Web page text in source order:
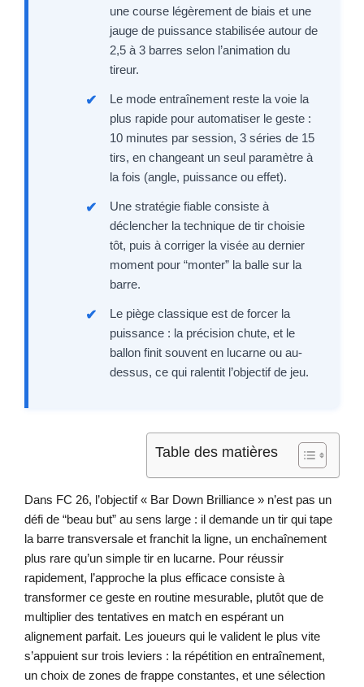
une course légèrement de biais et une
jauge de puissance stabilisée autour de
2,5 à 3 barres selon l’animation du
tireur.
Le mode entraînement reste la voie la
plus rapide pour automatiser le geste :
10 minutes par session, 3 séries de 15
tirs, en changeant un seul paramètre à
la fois (angle, puissance ou effet).
Une stratégie fiable consiste à
déclencher la technique de tir choisie
tôt, puis à corriger la visée au dernier
moment pour “monter” la balle sur la
barre.
Le piège classique est de forcer la
puissance : la précision chute, et le
ballon finit souvent en lucarne ou au-
dessus, ce qui ralentit l’objectif de jeu.
Table des matières
Dans FC 26, l’objectif « Bar Down Brilliance » n’est pas un
défi de “beau but” au sens large : il demande un tir qui tape
la barre transversale et franchit la ligne, un enchaînement
plus rare qu’un simple tir en lucarne. Pour réussir
rapidement, l’approche la plus efficace consiste à
transformer ce geste en routine mesurable, plutôt que de
multiplier des tentatives en match en espérant un
alignement parfait. Les joueurs qui le valident le plus vite
s’appuient sur trois leviers : la répétition en entraînement,
un choix de zones de frappe constantes, et une sélection